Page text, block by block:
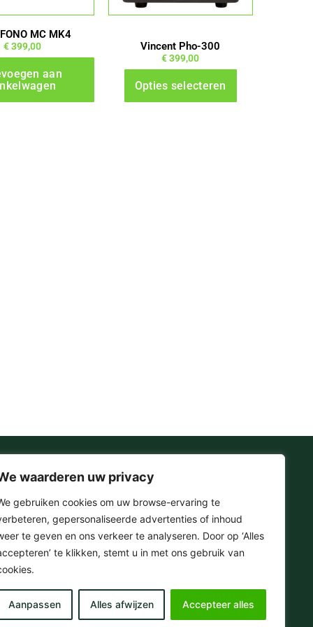
waarderen uw privacy
gebruiken cookies om uw browse-ervaring te
gepersonaliseerde advertenties of inhoud
te geven en ons verkeer te analyseren. Door op ‘Alles
te klikken, stemt u in met ons gebruik van
Aanpassen Alles afwijzen Accepteer alles
MC MK4
€399,00
aan
Vincent Pho-300
€399,00
Opties selecteren
kan
worden
op
de
F
a
c
e
o
o
k
I
n
s
g
r
a
T
i
k
k
Y
o
u
b
e
© 2025 . Omera – Hifi & Streaming Media